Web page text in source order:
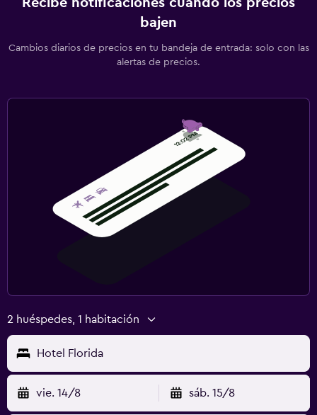
bajen
Cambios diarios de precios en tu bandeja de entrada: solo con las
alertas de precios.
2 huéspedes, 1 habitación
Hotel Florida
vie. 14/8 sáb. 15/8